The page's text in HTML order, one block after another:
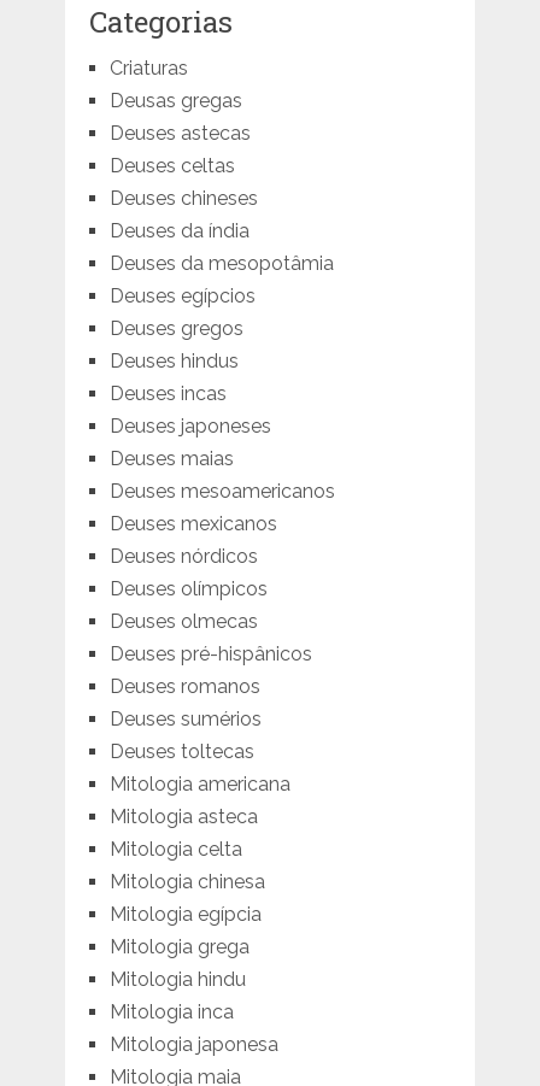
Categorias
Criaturas
Deusas gregas
Deuses astecas
Deuses celtas
Deuses chineses
Deuses da índia
Deuses da mesopotâmia
Deuses egípcios
Deuses gregos
Deuses hindus
Deuses incas
Deuses japoneses
Deuses maias
Deuses mesoamericanos
Deuses mexicanos
Deuses nórdicos
Deuses olímpicos
Deuses olmecas
Deuses pré-hispânicos
Deuses romanos
Deuses sumérios
Deuses toltecas
Mitologia americana
Mitologia asteca
Mitologia celta
Mitologia chinesa
Mitologia egípcia
Mitologia grega
Mitologia hindu
Mitologia inca
Mitologia japonesa
Mitologia maia